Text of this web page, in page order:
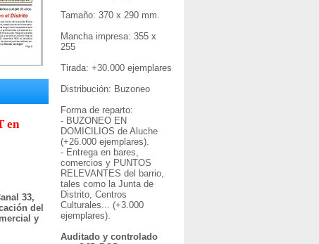
en
33,
del
y
Tamaño: 370 x 290 mm.
Mancha impresa: 355 x
255
Tirada: +30.000 ejemplares
Distribución: Buzoneo
Forma de reparto:
- BUZONEO EN
DOMICILIOS de Aluche
(+26.000 ejemplares).
- Entrega en bares,
comercios y PUNTOS
RELEVANTES del barrio,
tales como la Junta de
Distrito, Centros
Culturales... (+3.000
ejemplares).
Auditado y controlado